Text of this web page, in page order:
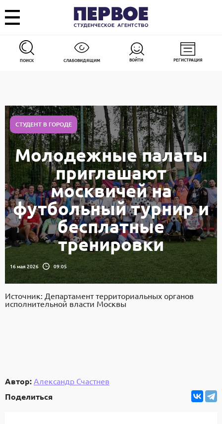
ПОИСК СЛАБОВИДЯЩИМ ВОЙТИ РЕГИСТРАЦИЯ
СТУДЕНТ В ГОРОДЕ
Молодежные палаты
приглашают
москвичей на
футбольный турнир и
бесплатные
тренировки
16 мая 2026 09:05
Источник: Департамент территориальных органов
исполнительной власти Москвы
Автор: Александр Счастнев
Поделиться